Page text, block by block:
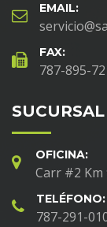
EMAIL:
FAX:
787-895-
OFICINA:
Carr #2 Km
TELÉFONO:
787-291-